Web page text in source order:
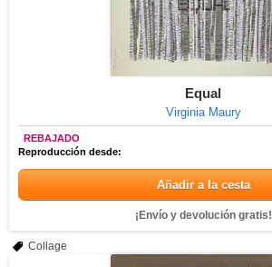
Equal
Virginia Maury
REBAJADO
Reproducción desde:
Añadir a la cesta
¡Envío y devolución gratis!
Collage